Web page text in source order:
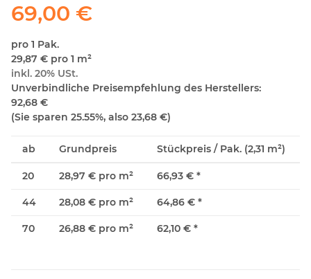
69,00 €
pro 1 Pak.
29,87 € pro 1 m²
inkl. 20% USt.
Unverbindliche Preisempfehlung des Herstellers:
92,68 €
(Sie sparen 25.55%, also 23,68 €)
ab Grundpreis Stückpreis / Pak. (2,31 m²)
20 28,97 € pro m² 66,93 € *
44 28,08 € pro m² 64,86 € *
70 26,88 € pro m² 62,10 € *